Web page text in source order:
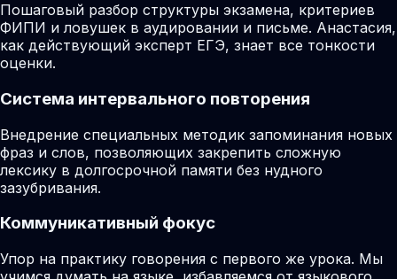
Пошаговый разбор структуры экзамена, критериев
ФИПИ и ловушек в аудировании и письме. Анастасия,
как действующий эксперт ЕГЭ, знает все тонкости
оценки.
Система интервального повторения
Внедрение специальных методик запоминания новых
фраз и слов, позволяющих закрепить сложную
лексику в долгосрочной памяти без нудного
зазубривания.
Коммуникативный фокус
Упор на практику говорения с первого же урока. Мы